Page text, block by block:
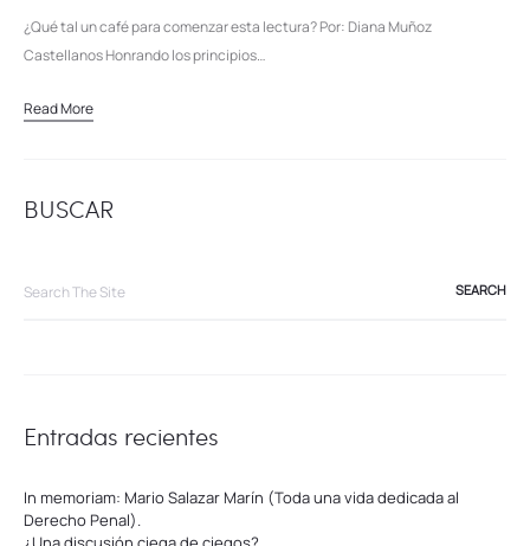
¿Qué tal un café para comenzar esta lectura? Por: Diana Muñoz
Castellanos Honrando los principios…
Read More
BUSCAR
Entradas recientes
In memoriam: Mario Salazar Marín (Toda una vida dedicada al
Derecho Penal).